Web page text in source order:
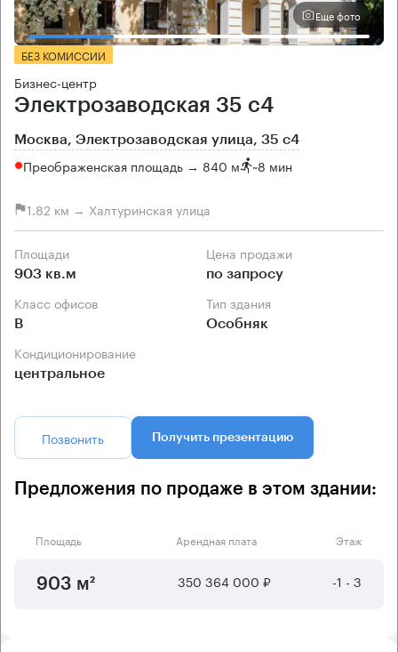
Еще фото
БЕЗ КОМИССИИ
Бизнес-центр
Электрозаводская 35 с4
Москва, Электрозаводская улица, 35 с4
Преображенская площадь → 840 м ~8 мин
1.82 км → Халтуринская улица
Площади
903 кв.м
Цена продажи
по запросу
Класс офисов
B
Тип здания
Особняк
Кондиционирование
центральное
Позвонить Получить презентацию
Предложения по продаже в этом здании:
Площадь Арендная плата Этаж
903 м² 350 364 000 ₽ -1 - 3